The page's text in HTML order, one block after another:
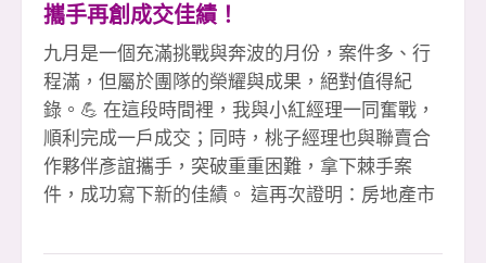
攜手再創成交佳績！
九月是一個充滿挑戰與奔波的月份，案件多、行
程滿，但屬於團隊的榮耀與成果，絕對值得紀
錄。💪 在這段時間裡，我與小紅經理一同奮戰，
順利完成一戶成交；同時，桃子經理也與聯賣合
作夥伴彥誼攜手，突破重重困難，拿下棘手案
件，成功寫下新的佳績。 這再次證明：房地產市
決定成敗。只要堅持努力、永不放棄，就沒有攻